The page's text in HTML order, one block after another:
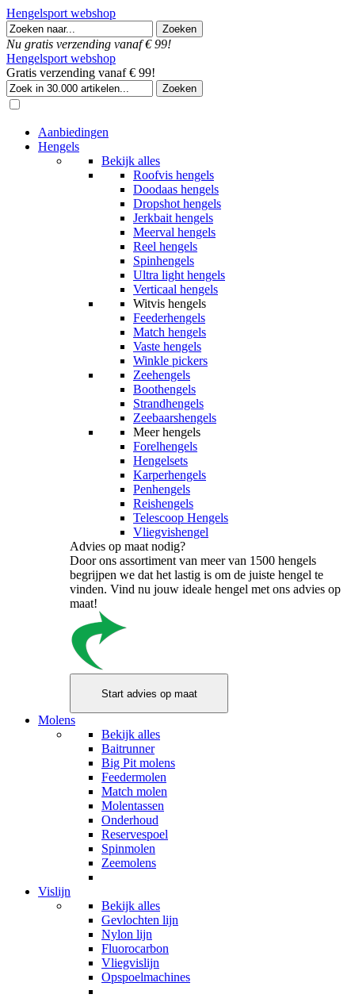
Hengelsport webshop
Nu gratis verzending vanaf € 99!
Hengelsport webshop
Gratis verzending vanaf € 99!
Aanbiedingen
Hengels
Bekijk alles
Roofvis hengels
Doodaas hengels
Dropshot hengels
Jerkbait hengels
Meerval hengels
Reel hengels
Spinhengels
Ultra light hengels
Verticaal hengels
Witvis hengels
Feederhengels
Match hengels
Vaste hengels
Winkle pickers
Zeehengels
Boothengels
Strandhengels
Zeebaarshengels
Meer hengels
Forelhengels
Hengelsets
Karperhengels
Penhengels
Reishengels
Telescoop Hengels
Vliegvishengel
Advies op maat nodig?
Door ons assortiment van meer van 1500 hengels
begrijpen we dat het lastig is om de juiste hengel te
vinden. Vind nu jouw ideale hengel met ons advies op
maat!
Molens
Bekijk alles
Baitrunner
Big Pit molens
Feedermolen
Match molen
Molentassen
Onderhoud
Reservespoel
Spinmolen
Zeemolens
Vislijn
Bekijk alles
Gevlochten lijn
Nylon lijn
Fluorocarbon
Vliegvislijn
Opspoelmachines